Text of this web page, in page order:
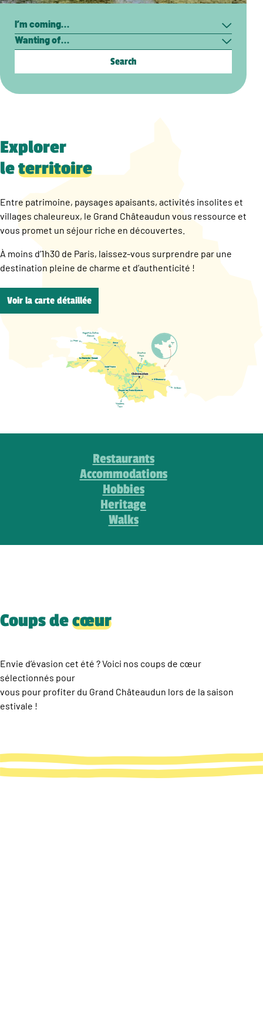
Search
Explorer
leterritoire
Entre patrimoine, paysages apaisants, activités insolites et
villages chaleureux, le Grand Châteaudun vous ressource et
vous promet un séjour riche en découvertes.
À moins d’1h30 de Paris, laissez-vous surprendre par une
destination pleine de charme et d’authenticité !
Voir la carte détaillée
Restaurants
Accommodations
Hobbies
Heritage
Walks
Coups decœur
Envie d’évasion cet été ? Voici nos coups de cœur
sélectionnés pour
vous pour profiter du Grand Châteaudun lors de la saison
estivale !